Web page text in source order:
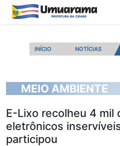
INÍCIO NOTÍCIAS
MEIO AMBIENTE
E-Lixo recolheu 4 mil
eletrônicos
participou